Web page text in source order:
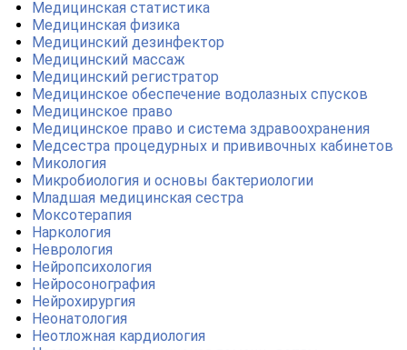
Медицинская статистика
Медицинская физика
Медицинский дезинфектор
Медицинский массаж
Медицинский регистратор
Медицинское обеспечение водолазных спусков
Медицинское право
Медицинское право и система здравоохранения
Медсестра процедурных и прививочных кабинетов
Микология
Микробиология и основы бактериологии
Младшая медицинская сестра
Моксотерапия
Наркология
Неврология
Нейропсихология
Нейросонография
Нейрохирургия
Неонатология
Неотложная кардиология